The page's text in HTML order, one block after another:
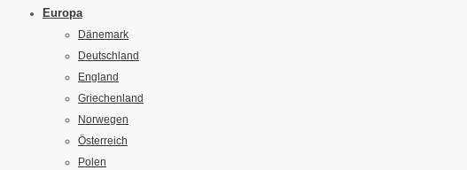
Europa
Dänemark
Deutschland
England
Griechenland
Norwegen
Österreich
Polen